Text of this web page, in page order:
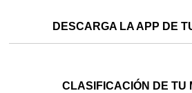
DESCARGA LA APP DE
CLASIFICACIÓN DE TU